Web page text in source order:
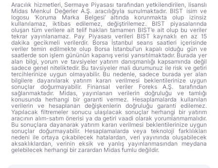
Aracılık hizmetleri, Sermaye Piyasası tarafından yetkilendirilen, lisanslı
Midas Menkul Değerler A.Ş. aracılığıyla sunulmaktadır. BIST isim ve
logosu ‘Koruma Marka Belgesi’ altında korunmakta olup izinsiz
kullanılamaz, iktibas edilemez, değiştirilemez. BIST piyasalarında
oluşan tüm verilere ait telif hakları tamamen BIST’e ait olup bu veriler
tekrar yayınlanamaz. Pay Piyasası verileri BIST kaynaklı en az 15
dakika gecikmeli verilerdir. Borsa İstanbul seans saatleri içerisinde
veriler temin edilmekte olup Borsa İstanbul’un kapalı olduğu gün ve
saatlerde son işlem gününün kapanış verisi yansıtılmaktadır. Burada yer
alan bilgi, yorum ve tavsiyeler yatırım danışmanlığı kapsamında değil
sadece genel niteliktedir. Bu tavsiyeler mali durumunuz ile risk ve getiri
tercihlerinize uygun olmayabilir. Bu nedenle, sadece burada yer alan
bilgilere dayanılarak yatırım kararı verilmesi beklentilerinize uygun
sonuçlar doğurmayabilir. Finansal veriler Foreks A.Ş. tarafından
sağlanmaktadır. Midas, yayınlanan verilerin doğruluğu ve tamlığı
konusunda herhangi bir garanti vermez. Hesaplamalarda kullanılan
verilerin ve hesaplanan değişkenlerin doğruluğu garanti edilemez.
Yapılacak filtremeler sonucu ulaşılacak sonuçlar herhangi bir yatırım
aracının alım-satım önerisi ya da getiri vaadi olarak yorumlanmamalıdır.
Bu sonuçlara dayanarak yatırım kararı verilmesi beklentilerinize uygun
sonuçlar doğurmayabilir. Hesaplamalarda veya teknoloji farklılıkları
nedeni ile ortaya çıkabilecek hatalardan, veri yayınında oluşabilecek
aksaklıklardan, verinin eksik ve yanlış yayınlanmasından meydana
gelebilecek herhangi bir zarardan Midas fumlu değildir.